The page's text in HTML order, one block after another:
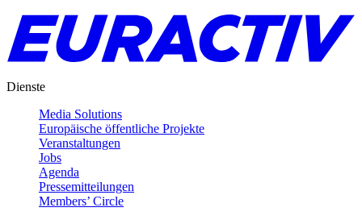
Dienste
Media Solutions
Europäische öffentliche Projekte
Veranstaltungen
Jobs
Agenda
Pressemitteilungen
Members’ Circle